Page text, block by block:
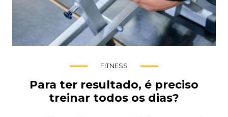
FITNESS
Para ter resultado, é preciso
treinar todos os dias?